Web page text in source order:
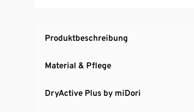
Produktbeschreibung
Material & Pflege
DryActive Plus by miDori